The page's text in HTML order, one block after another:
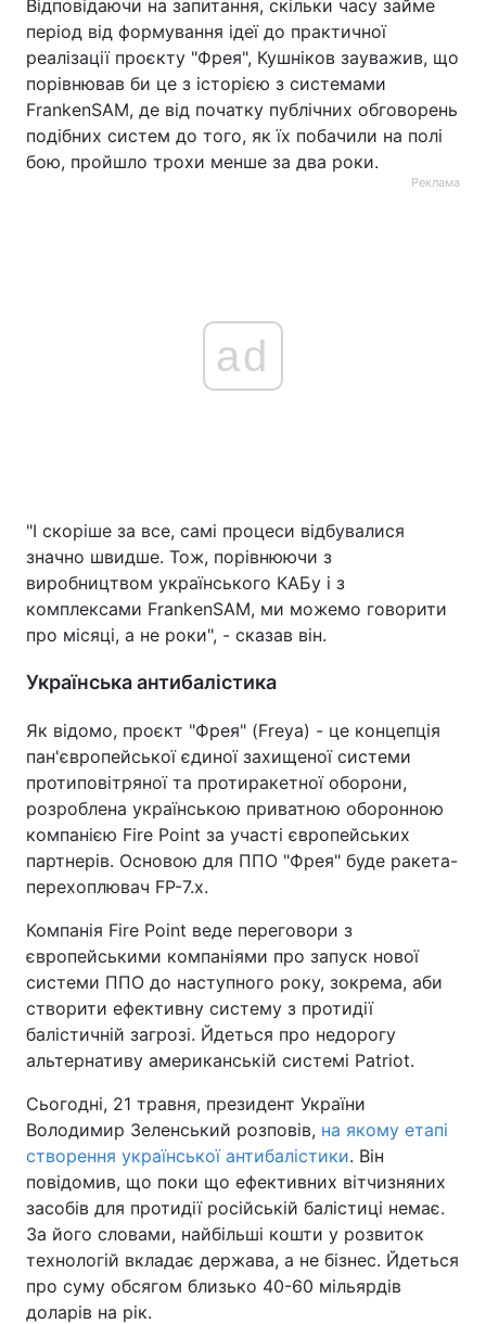
Відповідаючи на запитання, скільки часу займе
період від формування ідеї до практичної
реалізації проєкту "Фрея", Кушніков зауважив, що
порівнював би це з історією з системами
FrankenSAM, де від початку публічних обговорень
подібних систем до того, як їх побачили на полі
бою, пройшло трохи менше за два роки.
Реклама
ad
"І скоріше за все, самі процеси відбувалися
значно швидше. Тож, порівнюючи з
виробництвом українського КАБу і з
комплексами FrankenSAM, ми можемо говорити
про місяці, а не роки", - сказав він.
Українська антибалістика
Як відомо, проєкт "Фрея" (Freya) - це концепція
пан'європейської єдиної захищеної системи
протиповітряної та протиракетної оборони,
розроблена українською приватною оборонною
компанією Fire Point за участі європейських
партнерів. Основою для ППО "Фрея" буде ракета-
перехоплювач FP-7.х.
Компанія Fire Point веде переговори з
європейськими компаніями про запуск нової
системи ППО до наступного року, зокрема, аби
створити ефективну систему з протидії
балістичній загрозі. Йдеться про недорогу
альтернативу американській системі Patriot.
Сьогодні, 21 травня, президент України
Володимир Зеленський розповів, на якому етапі
створення української антибалістики. Він
повідомив, що поки що ефективних вітчизняних
засобів для протидії російській балістиці немає.
За його словами, найбільші кошти у розвиток
технологій вкладає держава, а не бізнес. Йдеться
про суму обсягом близько 40-60 мільярдів
доларів на рік.